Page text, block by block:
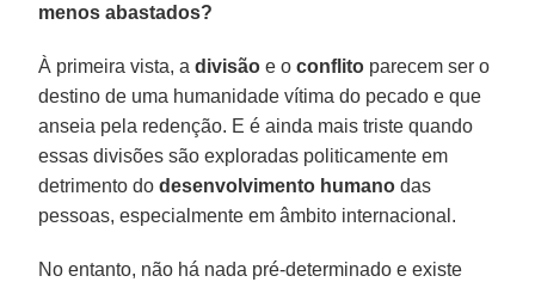
menos abastados?
À primeira vista, adivisão e oconflito parecem ser o
destino de uma humanidade vítima do pecado e que
anseia pela redenção. E é ainda mais triste quando
essas divisões são exploradas politicamente em
detrimento dodesenvolvimento humano das
pessoas, especialmente em âmbito internacional.
No entanto, não há nada pré-determinado e existe